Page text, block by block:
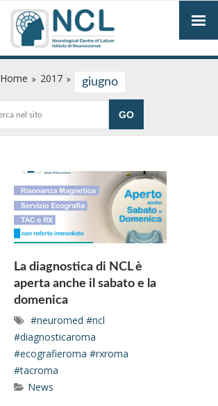
Home 2017 giugno
La diagnostica di NCL è
aperta anche il sabato e la
domenica
#neuromed #ncl
#diagnosticaroma
#ecografieroma #rxroma
#tacroma
News